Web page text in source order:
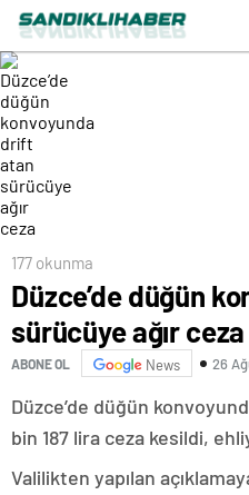
177 okunma
Düzce’de düğün
sürücüye ağır ceza
ABONE OL News 26
Düzce’de düğün
bin 187 lira ceza kesildi,
Valilikten yapılan